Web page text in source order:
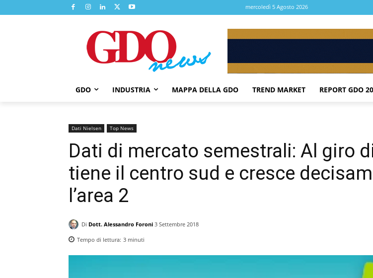
mercoledì 5 Agosto 2026
GDO INDUSTRIA MAPPA DELLA GDO TREND MARKET REPORT GDO
Dati Nielsen Top News
Dati di mercato semestrali: Al giro
tiene il centro sud e cresce
l’area 2
Di Dott. Alessandro Foroni 3 Settembre 2018
Tempo di lettura: 3 minuti